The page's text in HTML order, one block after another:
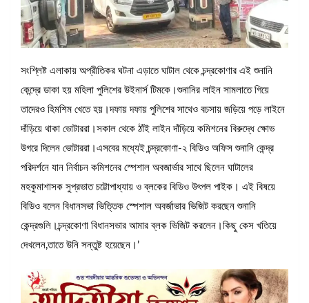
সংশ্লিষ্ট এলাকায় অপ্রীতিকর ঘটনা এড়াতে ঘাটাল থেকে চন্দ্রকোণার এই শুনানি
কেন্দ্রে ডাকা হয় মহিলা পুলিশের উইনার্স টিমকে।শুনানির লাইন সামলাতে গিয়ে
তাদেরও হিমশিম খেতে হয়।দফায় দফায় পুলিশের সাথেও বচসায় জড়িয়ে পড়ে লাইনে
দাঁড়িয়ে থাকা ভোটাররা।সকাল থেকে ঠাঁই লাইন দাঁড়িয়ে কমিশনের বিরুদ্ধে ক্ষোভ
উগরে দিলেন ভোটাররা।এসবের মধ্যেই চন্দ্রকোণা-২ বিডিও অফিস শুনানি কেন্দ্র
পরিদর্শনে যান নির্বাচন কমিশনের স্পেশাল অবজার্ভার সাথে ছিলেন ঘাটালের
মহকুমাশাসক সুপ্রভাত চট্টোপাধ্যায় ও ব্লকের বিডিও উৎপল পাইক। এই বিষয়ে
বিডিও বলেন বিধানসভা ভিত্তিক স্পেশাল অবর্জাভার ভিজিট করছেন শুনানি
কেন্দ্রগুলি।চন্দ্রকোণা বিধানসভার আমার ব্লক ভিজিট করলেন।কিছু কেস খতিয়ে
দেখলেন,তাতে উনি সন্তুষ্ট হয়েছেন।’